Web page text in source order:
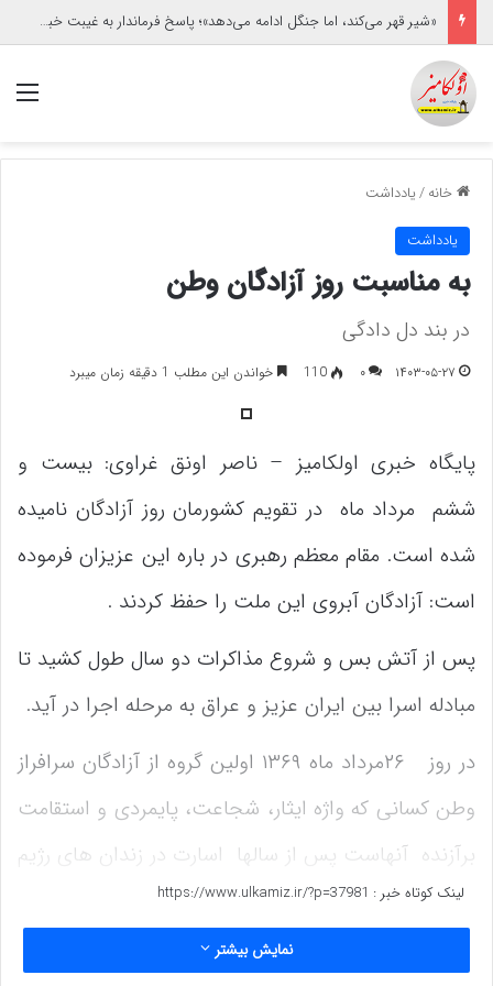
«شیر قهر می‌کند، اما جنگل ادامه می‌دهد»؛ پاسخ فرماندار به غیبت خبرنگاران/حاشیه برخورد با یک خبرنگار زن
خانه/یادداشت
یادداشت
به مناسبت روز آزادگان وطن
در بند دل دادگی
۱۴۰۳-۰۵-۲۷ ۰ 110 خواندن این مطلب 1 دقیقه زمان میبرد
پایگاه خبری اولکامیز – ناصر اونق غراوی: بیست و
ششم مرداد ماه در تقویم کشورمان روز آزادگان نامیده
شده است. مقام معظم رهبری در باره این عزیزان فرموده
است: آزادگان آبروی این ملت را حفظ کردند .
پس از آتش بس و شروع مذاکرات دو سال طول کشید تا
مبادله اسرا بین ایران عزیز و عراق به مرحله اجرا در آید.
در روز ۲۶مرداد ماه ۱۳۶۹ اولین گروه از آزادگان سرافراز
وطن کسانی که واژه ایثار، شجاعت، پایمردی و استقامت
برآزنده آنهاست پس از سالها اسارت در زندان های رژیم
بعث صدام با ورود به کشور به جمع خانواده های خود
لینک کوتاه خبر : https://www.ulkamiz.ir/?p=37981
نمایش بیشتر